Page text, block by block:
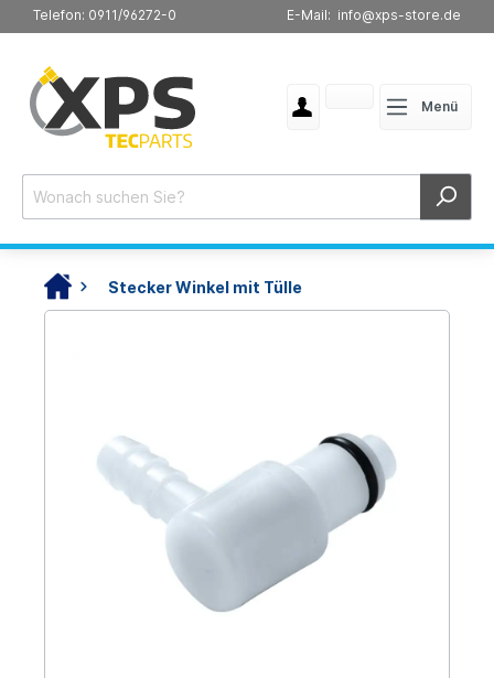
Telefon: 0911/96272-0 E-Mail: info@xps-store.de
Menü
Stecker Winkel mit Tülle